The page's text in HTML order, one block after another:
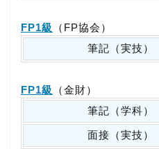
FP1級
（FP協会）
筆記（実技）
FP1級
（金財）
筆記（学科）
面接（実技）